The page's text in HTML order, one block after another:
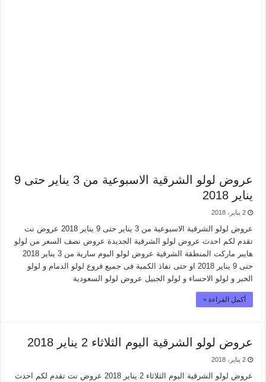
عروض لولو الشرقية الاسبوعية من 3 يناير حتى 9
يناير 2018
2 يناير، 2018
عروض لولو الشرقية الاسبوعية من 3 يناير حتى 9 يناير 2018 عروض نت
تقدم لكم احدث عروض لولو الشرقية الجديدة عروض نصف السعر من لولو
هايبر ماركت المنطقة الشرقية عروض لولو اليوم سارية من 3 يناير 2018
حتى 9 يناير 2018 او حتى نفاذ الكمية فى جميع فروع لولو الدمام و لولو
الخبر و لولو الاحساء و لولو الجبيل عروض لولو السعودية
أكمل القراءة »
عروض لولو الشرقية اليوم الثلاثاء 2 يناير 2018
2 يناير، 2018
عروض لولو الشرقية اليوم الثلاثاء 2 يناير 2018 عروض نت تقدم لكم احدث